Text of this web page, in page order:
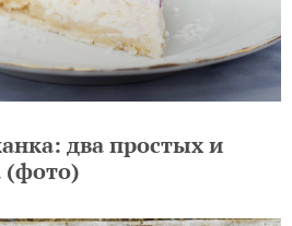
два простых и
(фото)